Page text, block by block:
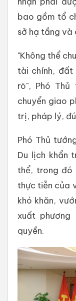
bao gồm tổ
sở hạ tầng và
"Không thể
tài chính, đất
rõ", Phó
chuyển giao
trị, pháp lý,
Phó Thủ
Du lịch khẩn
thể, trong
thực tiễn của
khó khăn,
xuất
quyền.